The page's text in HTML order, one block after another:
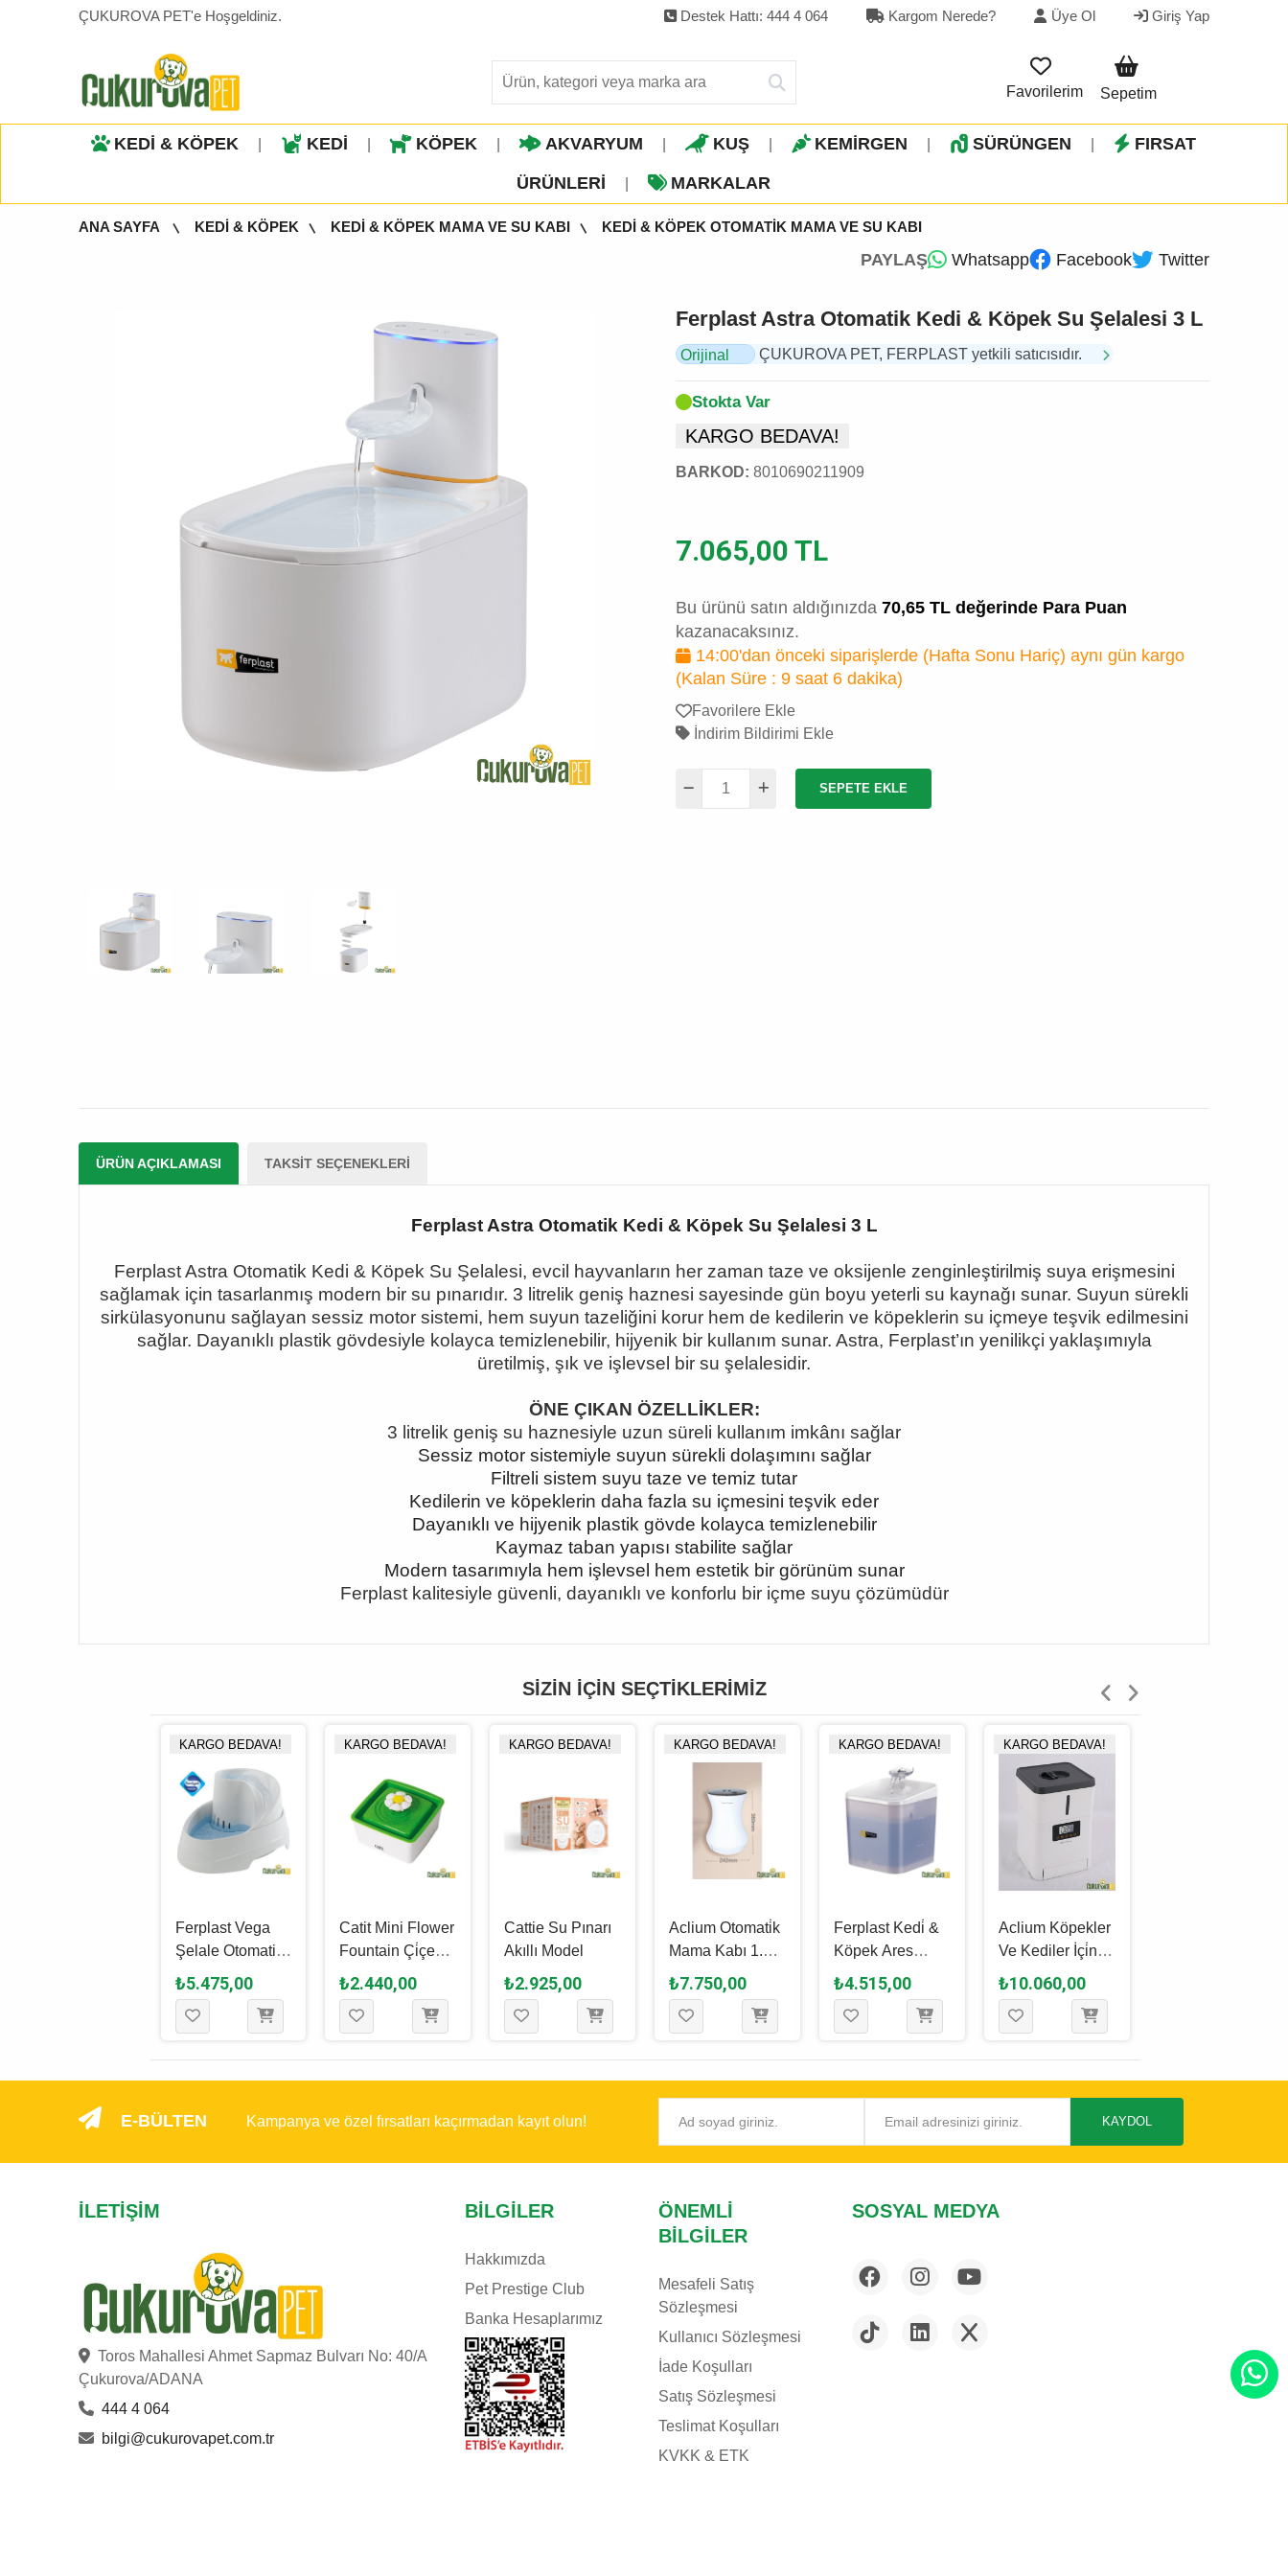
ÇUKUROVA PET'e Hoşgeldiniz. Destek Hattı: 444 4 064 Kargom Nerede? Üye Ol Giriş Yap
Favorilerim Sepetim
KEDİ & KÖPEK KEDİ KÖPEK AKVARYUM KUŞ KEMİRGEN SÜRÜNGEN FIRSAT
ÜRÜNLERI MARKALAR
ANA SAYFA KEDİ & KÖPEK KEDİ & KÖPEK MAMA VE SU KABI KEDİ & KÖPEK OTOMATİK MAMA VE SU KABI
PAYLAŞ Whatsapp Facebook Twitter
Ferplast Astra Otomatik Kedi & Köpek Su Şelalesi 3 L
Orijinal
ÇUKUROVA PET, FERPLAST yetkili satıcısıdır.
Stokta Var
KARGO BEDAVA!
BARKOD: 8010690211909
7.065,00 TL
Bu ürünü satın aldığınızda 70,65 TL değerinde Para Puan
kazanacaksınız.
14:00'dan önceki siparişlerde (Hafta Sonu Hariç) aynı gün kargo
(Kalan Süre : 9 saat 6 dakika)
Favorilere Ekle
İndirim Bildirimi Ekle
SEPETE EKLE
ÜRÜN AÇIKLAMASI TAKSIT SEÇENEKLERI
Ferplast Astra Otomatik Kedi & Köpek Su Şelalesi 3 L
Ferplast Astra Otomatik Kedi & Köpek Su Şelalesi, evcil hayvanların her zaman taze ve oksijenle zenginleştirilmiş suya erişmesini
sağlamak için tasarlanmış modern bir su pınarıdır. 3 litrelik geniş haznesi sayesinde gün boyu yeterli su kaynağı sunar. Suyun sürekli
sirkülasyonunu sağlayan sessiz motor sistemi, hem suyun tazeliğini korur hem de kedilerin ve köpeklerin su içmeye teşvik edilmesini
sağlar. Dayanıklı plastik gövdesiyle kolayca temizlenebilir, hijyenik bir kullanım sunar. Astra, Ferplast’ın yenilikçi yaklaşımıyla
üretilmiş, şık ve işlevsel bir su şelalesidir.
ÖNE ÇIKAN ÖZELLİKLER:
3 litrelik geniş su haznesiyle uzun süreli kullanım imkânı sağlar
Sessiz motor sistemiyle suyun sürekli dolaşımını sağlar
Filtreli sistem suyu taze ve temiz tutar
Kedilerin ve köpeklerin daha fazla su içmesini teşvik eder
Dayanıklı ve hijyenik plastik gövde kolayca temizlenebilir
Kaymaz taban yapısı stabilite sağlar
Modern tasarımıyla hem işlevsel hem estetik bir görünüm sunar
Ferplast kalitesiyle güvenli, dayanıklı ve konforlu bir içme suyu çözümüdür
SIZIN İÇIN SEÇTIKLERIMIZ
KARGO BEDAVA!
Ferplast Vega
Şelale Otomatik
Kedi̇ & Köpek
Su Kabı - 2 L
₺5.475,00
KARGO BEDAVA!
Catit Mini Flower
Fountain Çi̇çekli̇
Otomati̇k Kedi̇
Suluğu 1.5 L
₺2.440,00
KARGO BEDAVA!
Cattie Su Pınarı
Akıllı Model
₺2.925,00
KARGO BEDAVA!
Aclium Otomati̇k
Mama Kabı 1.2
Kg
₺7.750,00
KARGO BEDAVA!
Ferplast Kedi̇ &
Köpek Ares
Otomatik Su
Şelalesi̇ 2 L
₺4.515,00
KARGO BEDAVA!
Aclium Köpekler
Ve Kediler İçi̇n
Aclium Akıllı
Otomatik Hazneli
Su Kabı 1 Kg
₺10.060,00
E-BÜLTEN Kampanya ve özel fırsatları kaçırmadan kayıt olun! KAYDOL
İLETIŞIM
Toros Mahallesi Ahmet Sapmaz Bulvarı No: 40/A
Çukurova/ADANA
444 4 064
bilgi@cukurovapet.com.tr
BILGILER
Hakkımızda
Pet Prestige Club
Banka Hesaplarımız
ÖNEMLI
BILGILER
Mesafeli Satış
Sözleşmesi
Kullanıcı Sözleşmesi
İade Koşulları
Satış Sözleşmesi
Teslimat Koşulları
KVKK & ETK
SOSYAL MEDYA